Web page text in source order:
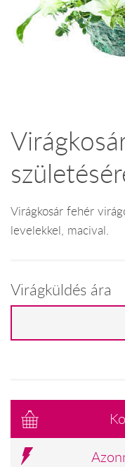
Virágkosár fehér
levelekkel, macival.
Virágküldés ára